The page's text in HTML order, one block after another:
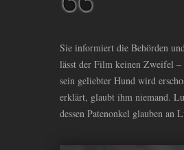
Sie informiert die Behörden
lässt der Film keinen Zweifel
sein geliebter Hund wird
erklärt, glaubt ihm niemand.
dessen Patenonkel glauben an